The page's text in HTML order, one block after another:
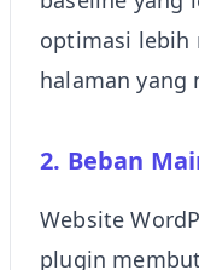
optimasi lebih
halaman yang
2. Beban
Website
plugin